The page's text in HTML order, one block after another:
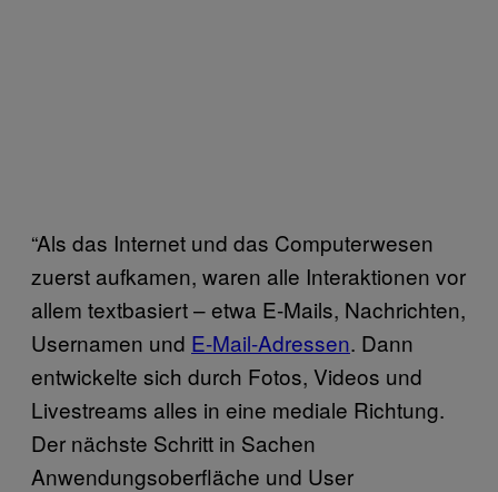
“Als das Internet und das Computerwesen
zuerst aufkamen, waren alle Interaktionen vor
allem textbasiert – etwa E-Mails, Nachrichten,
Usernamen und E-Mail-Adressen. Dann
entwickelte sich durch Fotos, Videos und
Livestreams alles in eine mediale Richtung.
Der nächste Schritt in Sachen
Anwendungsoberfläche und User